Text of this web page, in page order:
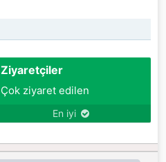
Ziyaretçiler
Çok ziyaret edilen
En iyi